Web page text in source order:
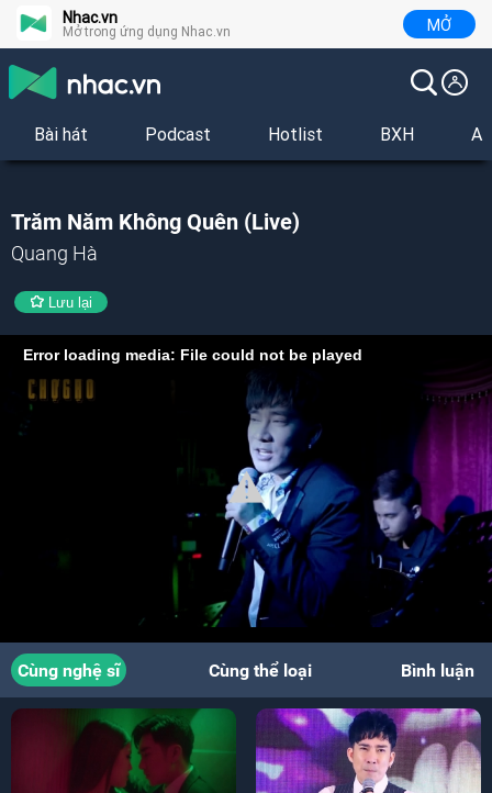
Nhac.vn
Mở trong ứng dụng Nhac.vn MỞ
Bài hát Podcast Hotlist BXH
Trăm Năm Không Quên (Live)
Quang Hà
Lưu lại
Error loading media: File could not be played
Cùng nghệ sĩ Cùng thể loại Bình luận